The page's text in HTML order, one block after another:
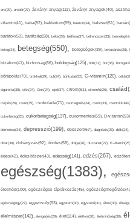
arc(29), arcbőr(27), ásványi anyag(111), ásványi anyagok(40),
vitamin(41), baba(82), baktérium(89), balaton(34), baleset(51),
barátok(50), barátság(58), béke(29), bélflóra(37), bélrendszer(33),
beteg(34), betegség(550), betegségek(39), bevásárlás(28),
bizalom(41), biztonság(66), boldogság(125), bolt(31), bor(36),
bőrápolás(70), brokkoli(29), buli(24), bűntudat(32), C-vitamin(120),
cigaretta(38), cikk(24), Cink(24), cipő(37), citrom(61), citromfű(26),
csípés(26), csoki(35), csokoládé(71), csomagolás(24), csont(33),
cukorbeteg(25), cukorbetegség(137), cukormentes(69), D-vitamin(53),
demencia(34), depresszió(199), desszert(67), diagnózis(28), diák(24),
divat(38), dohányzás(92), döntés(58), drága(26), duzzanat(27), E-vitamin(25),
édes(42), édesítőszer(43), édesség(141), edzés(267),
egészség(1383),
életmód(100), egészséges táplálkozás(45),
egészségügy(27), egyensúly(63), egyetem(30), egyszerű(31), éhes(30),
élelmiszer(142), elengedés(29), élet(114), életkor(30), életminőség(30),